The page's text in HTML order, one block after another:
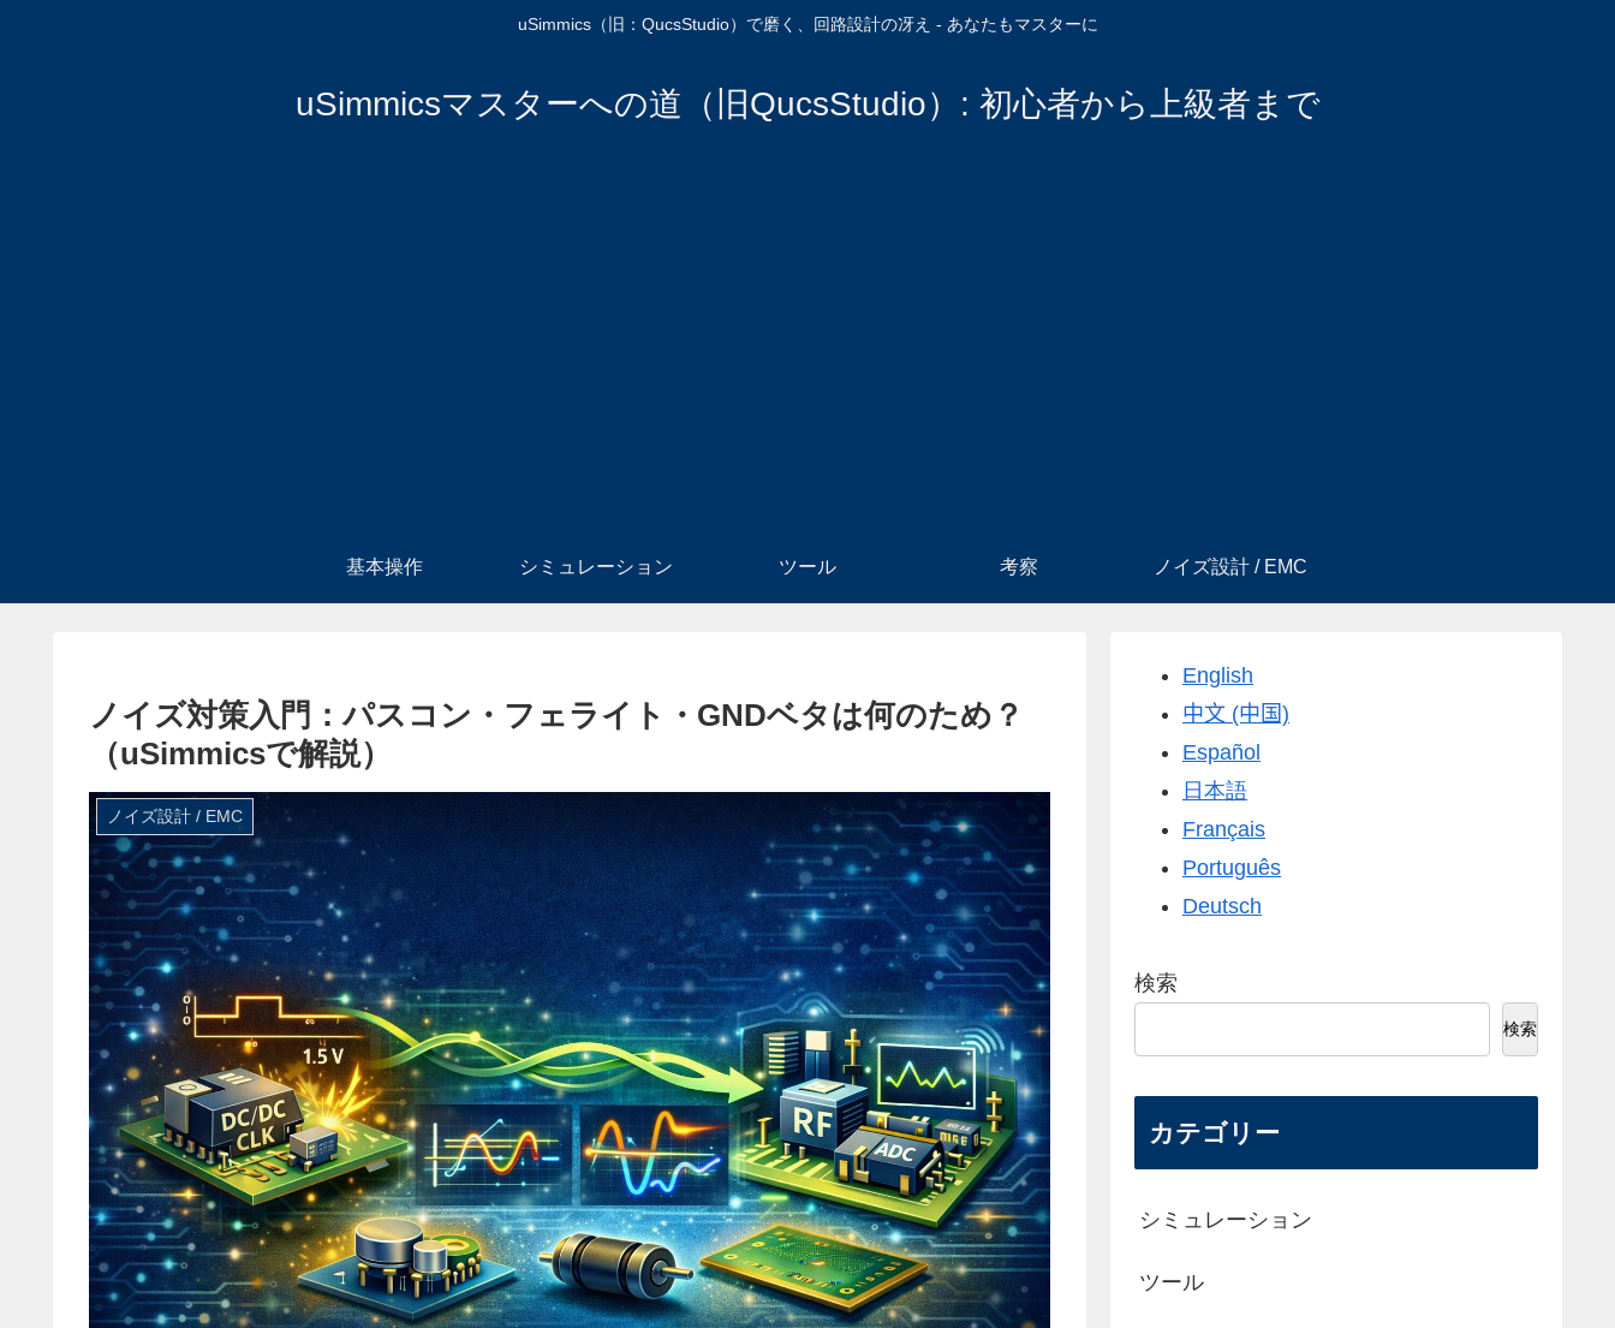
uSimmics（旧：QucsStudio）で磨く、回路設計の冴え - あなたもマスターに
uSimmicsマスターへの道（旧QucsStudio）: 初心者から上級者まで
基本操作 シミュレーション ツール 考察 ノイズ設計 / EMC
ノイズ対策入門：パスコン・フェライト・GNDベタは何のため？
（uSimmicsで解説）
ノイズ設計 / EMC
English
中文 (中国)
Español
日本語
Français
Português
Deutsch
検索
検索
カテゴリー
シミュレーション
ツール